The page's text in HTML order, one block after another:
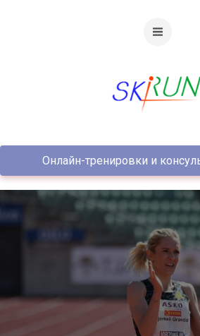
Онлайн-тренировки и